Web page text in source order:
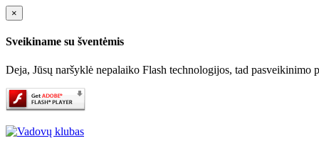
×
Sveikiname su šventėmis
Deja, Jūsų naršyklė nepalaiko Flash technologijos, tad pasveikinimo